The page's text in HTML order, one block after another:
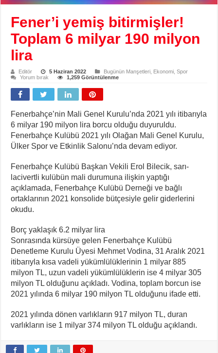
Fener’i yemiş bitirmişler!
Toplam 6 milyar 190 milyon
lira
Editör 5 Haziran 2022 Bugünün Manşetleri Ekonomi ,Spor
Yorum bırak
1,259 Görüntülenme
Fenerbahçe’nin Mali Genel Kurulu’nda 2021 yılı itibarıyla
6 milyar 190 milyon lira borcu olduğu duyuruldu.
Fenerbahçe Kulübü 2021 yılı Olağan Mali Genel Kurulu,
Ülker Spor ve Etkinlik Salonu’nda devam ediyor.
Fenerbahçe Kulübü Başkan Vekili Erol Bilecik, sarı-
lacivertli kulübün mali durumuna ilişkin yaptığı
açıklamada, Fenerbahçe Kulübü Derneği ve bağlı
ortaklarının 2021 konsolide bütçesiyle gelir giderlerini
okudu.
Borç yaklaşık 6.2 milyar lira
Sonrasında kürsüye gelen Fenerbahçe Kulübü
Denetleme Kurulu Üyesi Mehmet Vodina, 31 Aralık 2021
itibarıyla kısa vadeli yükümlülüklerinin 1 milyar 885
milyon TL, uzun vadeli yükümlülüklerin ise 4 milyar 305
milyon TL olduğunu açıkladı. Vodina, toplam borcun ise
2021 yılında 6 milyar 190 milyon TL olduğunu ifade etti.
2021 yılında dönen varlıkların 917 milyon TL, duran
varlıkların ise 1 milyar 374 milyon TL olduğu açıklandı.